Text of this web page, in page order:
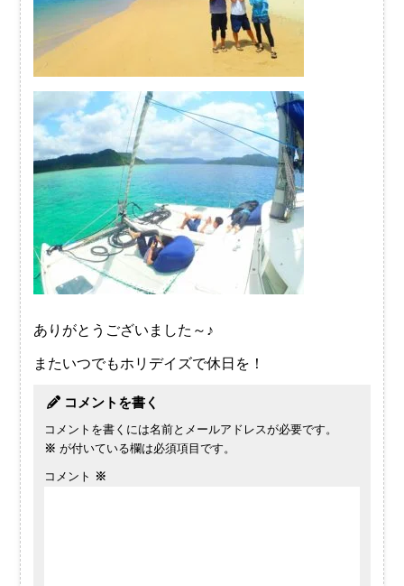
ありがとうございました～♪
またいつでもホリデイズで休日を！
コメントを書く
コメントを書くには名前とメールアドレスが必要です。
※ が付いている欄は必須項目です。
コメント ※